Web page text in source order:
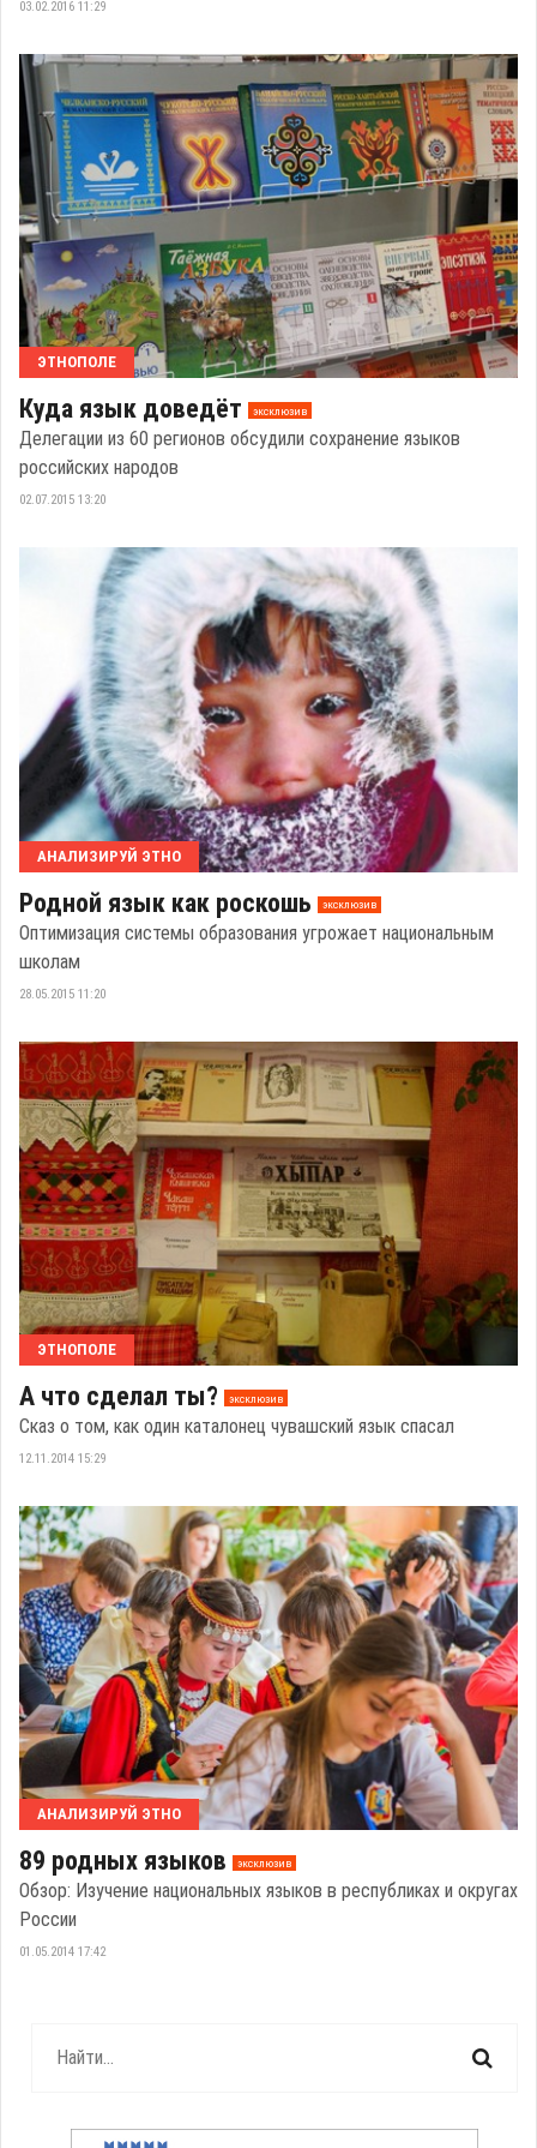
03.02.2016 11:29
ЭТНОПОЛЕ
Куда язык доведёт эксклюзив
Делегации из 60 регионов обсудили сохранение языков
российских народов
02.07.2015 13:20
АНАЛИЗИРУЙ ЭТНО
Родной язык как роскошь эксклюзив
Оптимизация системы образования угрожает национальным
школам
28.05.2015 11:20
ЭТНОПОЛЕ
А что сделал ты? эксклюзив
Сказ о том, как один каталонец чувашский язык спасал
12.11.2014 15:29
АНАЛИЗИРУЙ ЭТНО
89 родных языков эксклюзив
Обзор: Изучение национальных языков в республиках и округах
России
01.05.2014 17:42